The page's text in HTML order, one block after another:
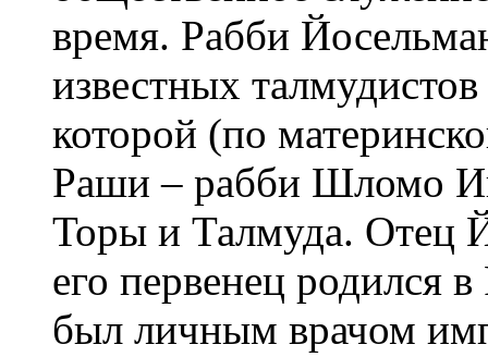
время. Рабби
известных
которой (по
Раши – рабби Шломо
Торы и Талмуда. Отец
его первенец родился
был личным врачом